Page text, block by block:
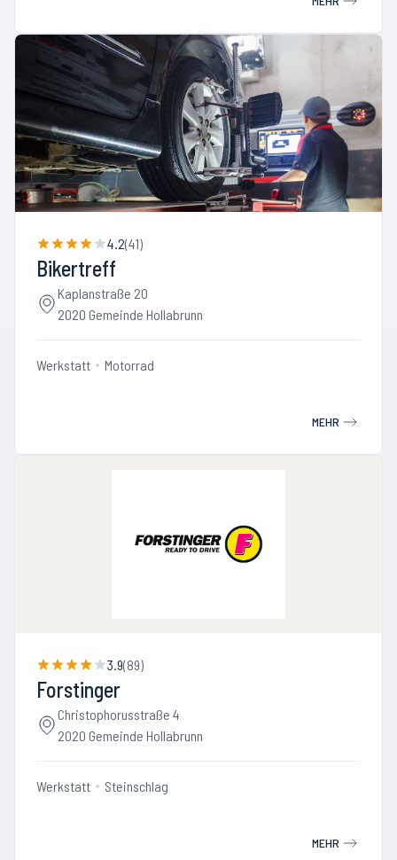
4.2(41)
Bikertreff
Kaplanstraße 20
2020 Gemeinde Hollabrunn
Werkstatt Motorrad
MEHR
3.9(89)
Forstinger
Christophorusstraße 4
2020 Gemeinde Hollabrunn
Werkstatt Steinschlag
MEHR